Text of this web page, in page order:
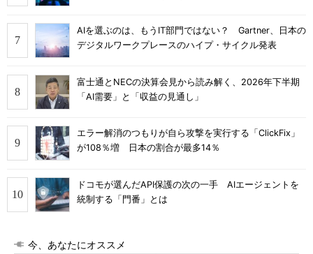
AIを選ぶのは、もうIT部門ではない？ Gartner、日本の
デジタルワークプレースのハイプ・サイクル発表
富士通とNECの決算会見から読み解く、2026年下半期
「AI需要」と「収益の見通し」
エラー解消のつもりが自ら攻撃を実行する「ClickFix」
が108％増 日本の割合が最多14％
ドコモが選んだAPI保護の次の一手 AIエージェントを
統制する「門番」とは
今、あなたにオススメ